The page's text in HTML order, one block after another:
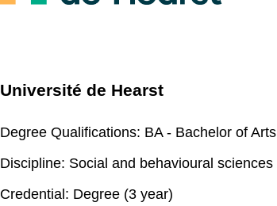
Université de Hearst
Degree Qualifications: BA - Bachelor of Arts
Discipline: Social and behavioural sciences
Credential: Degree (3 year)